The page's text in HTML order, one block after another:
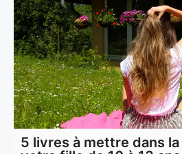
5 livres à mettre dans